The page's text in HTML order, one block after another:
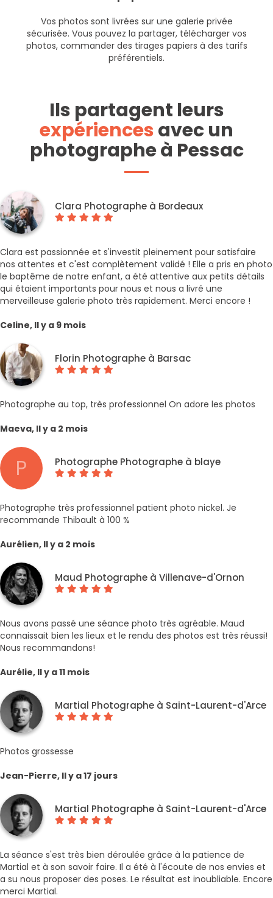
Vos photos sont livrées sur une galerie privée
sécurisée. Vous pouvez la partager, télécharger vos
photos, commander des tirages papiers à des tarifs
préférentiels.
Ils partagent leurs
expériencesavec un
photographe à Pessac
Clara Photographe à Bordeaux
Clara est passionnée et s'investit pleinement pour satisfaire
nos attentes et c'est complètement validé ! Elle a pris en photo
le baptême de notre enfant, a été attentive aux petits détails
qui étaient importants pour nous et nous a livré une
merveilleuse galerie photo très rapidement. Merci encore !
Celine, Il y a 9 mois
Florin Photographe à Barsac
Photographe au top, très professionnel On adore les photos
Maeva, Il y a 2 mois
P Photographe Photographe à blaye
Photographe très professionnel patient photo nickel. Je
recommande Thibault à 100 %
Aurélien, Il y a 2 mois
Maud Photographe à Villenave-d'Ornon
Nous avons passé une séance photo très agréable. Maud
connaissait bien les lieux et le rendu des photos est très réussi!
Nous recommandons!
Aurélie, Il y a 11 mois
Martial Photographe à Saint-Laurent-d'Arce
Photos grossesse
Jean-Pierre, Il y a 17 jours
Martial Photographe à Saint-Laurent-d'Arce
La séance s'est très bien déroulée grâce à la patience de
Martial et à son savoir faire. Il a été à l'écoute de nos envies et
a su nous proposer des poses. Le résultat est inoubliable. Encore
merci Martial.